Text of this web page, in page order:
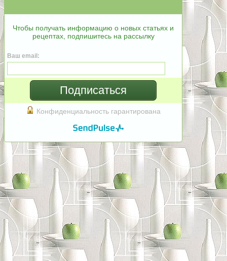
Чтобы получать информацию о новых статьях и
рецептах, подпишитесь на рассылку
Ваш email:
Подписаться
Конфиденциальность гарантирована